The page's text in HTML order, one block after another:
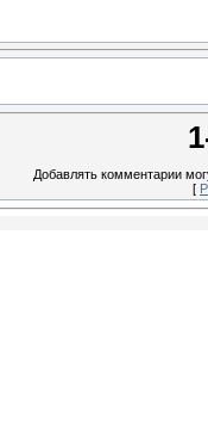
Добавлять комментарии
[